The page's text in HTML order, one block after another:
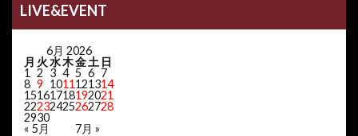
LIVE&EVENT
6月 2026
月 火水木金土 日
1 2 3 4 5 6 7
8 9 1011121314
15161718192021
22232425262728
2930
« 5月
7月 »